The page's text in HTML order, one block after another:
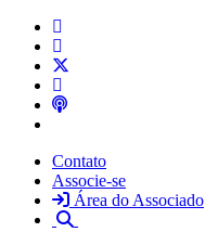
Contato
Associe-se
Área do Associado